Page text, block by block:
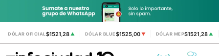
DÓLAR OFICIAL$1521,28 ▲ DÓLAR BLUE$1525,00 ▼ DÓLAR MEP$1521,28▲